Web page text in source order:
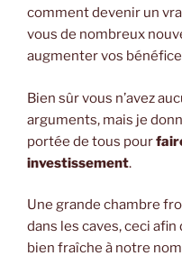
comment devenir un
vous de nombreux
augmenter vos
Bien sûr vous n’avez
arguments, mais je
portée de tous pour
investissement.
Une grande chambre
dans les caves, ceci
bien fraîche à notre